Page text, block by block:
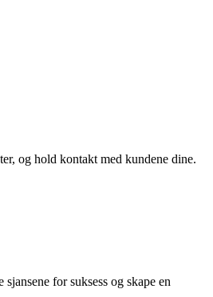
og hold kontakt med kundene dine.
for suksess og skape en